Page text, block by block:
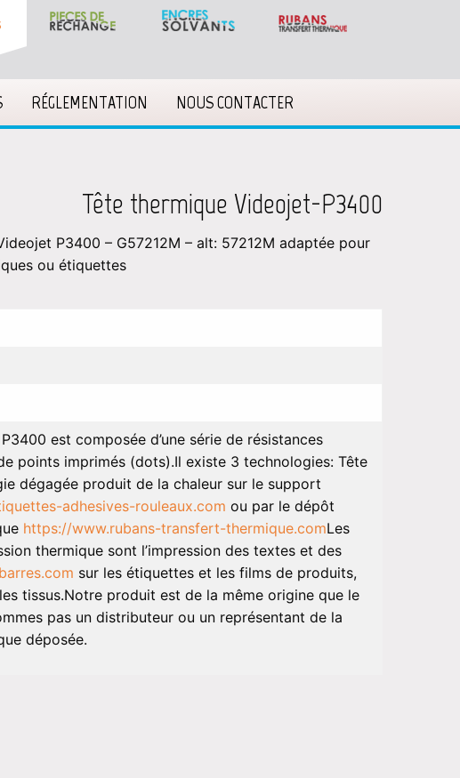
RÉGLEMENTATION NOUS CONTACTER
Tête thermique Videojet-P3400
P3400 – G57212M – alt: 57212M adaptée pour
ou étiquettes
est composée d’une série de résistances
points imprimés (dots).Il existe 3 technologies: Tête
dégagée produit de la chaleur sur le support
adhesives-rouleaux.com ou par le dépôt
https://www.rubans-transfert-thermique.comLes
thermique sont l’impression des textes et des
sur les étiquettes et les films de produits,
tissus.Notre produit est de la même origine que le
pas un distributeur ou un représentant de la
déposée.